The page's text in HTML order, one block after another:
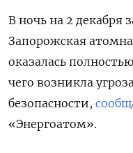
В ночь на 2 декабря
Запорожская
оказалась
чего возникла
безопасности,
«Энергоатом».